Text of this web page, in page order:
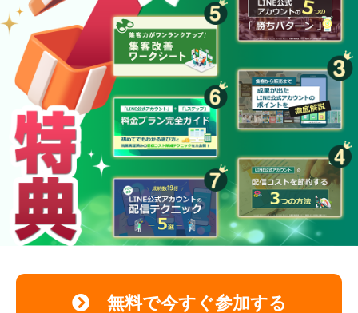
無料で今すぐ参加する